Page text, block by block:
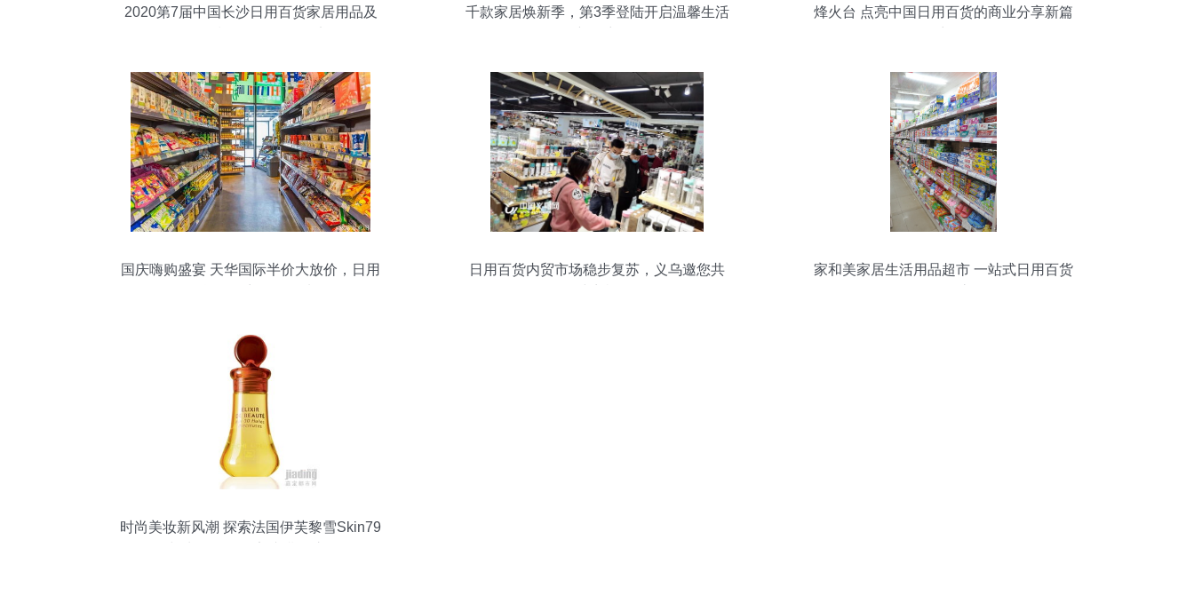
2020第7届中国长沙日用百货家居用品及
千款家居焕新季，第3季登陆开启温馨生活
烽火台 点亮中国日用百货的商业分享新篇
国庆嗨购盛宴 天华国际半价大放价，日用
日用百货内贸市场稳步复苏，义乌邀您共
家和美家居生活用品超市 一站式日用百货
时尚美妆新风潮 探索法国伊芙黎雪Skin79